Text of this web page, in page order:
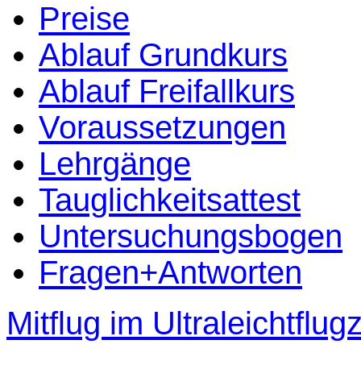
Preise
Ablauf Grundkurs
Ablauf Freifallkurs
Voraussetzungen
Lehrgänge
Tauglichkeitsattest
Untersuchungsbogen
Fragen+Antworten
Mitflug im